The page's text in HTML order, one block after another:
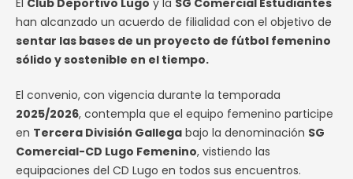
El Club Deportivo Lugo y la SG Comercial Estudiantes
han alcanzado un acuerdo de filialidad con el objetivo de
sentar las bases de un proyecto de fútbol femenino
sólido y sostenible en el tiempo.
El convenio, con vigencia durante la temporada
2025/2026, contempla que el equipo femenino participe
en Tercera División Gallega bajo la denominación SG
Comercial-CD Lugo Femenino, vistiendo las
equipaciones del CD Lugo en todos sus encuentros.